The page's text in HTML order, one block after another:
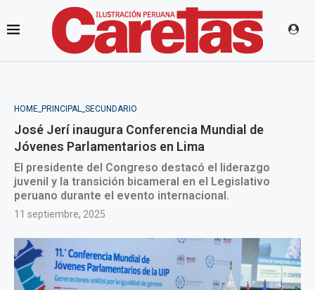
HOME_PRINCIPAL_SECUNDARIO
José Jerí inaugura Conferencia Mundial de
Jóvenes Parlamentarios en Lima
El presidente del Congreso destacó el liderazgo
juvenil y la transición bicameral en el Legislativo
peruano durante el evento internacional.
11 septiembre, 2025